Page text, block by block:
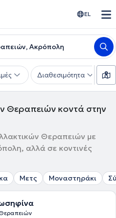
EL
Ακρόπολη
Διαθεσιμότητα
Θεραπειών κοντά στην
Θεραπειών με
αλλά σε κοντινές
Μετς Μοναστηράκι